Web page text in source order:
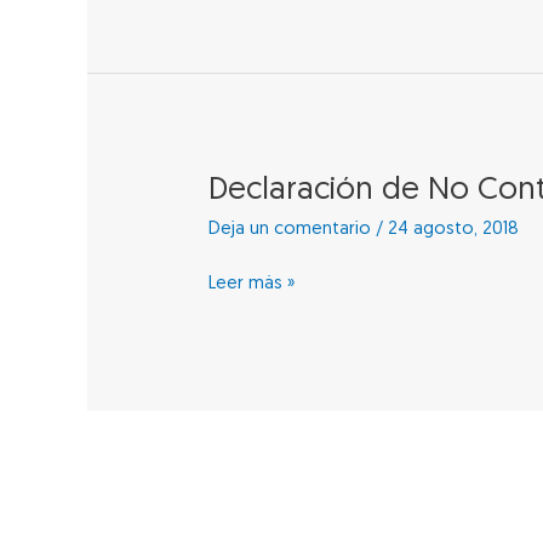
de
de
2016
Declaración de No
Deja un comentario / 24 agosto, 2018
Declaración
No
Controlante
Leer más »